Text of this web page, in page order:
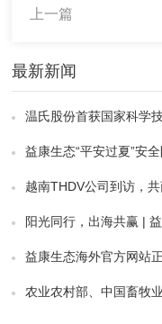
上一篇
最新新闻
温氏股份首获国家科学
益康生态“平安过夏”安
越南THDV公司到访，
阳光同行，出海共赢 |
益康生态海外官方网站
农业农村部、中国畜牧